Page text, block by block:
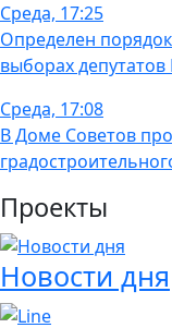
Среда, 17:25
Определен
выборах
Среда, 17:08
В Доме Советов
Проекты
Новости дня